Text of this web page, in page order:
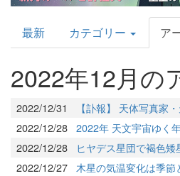
AstroArts
Topics
最新 カテゴリー ア
2022年12月の
2022/12/31
【訃報】 天体写真家
2022/12/28 2022年 天文宇宙ゆく
2022/12/28
ヒヤデス星団で褐色
2022/12/27 木星の気温変化は季節